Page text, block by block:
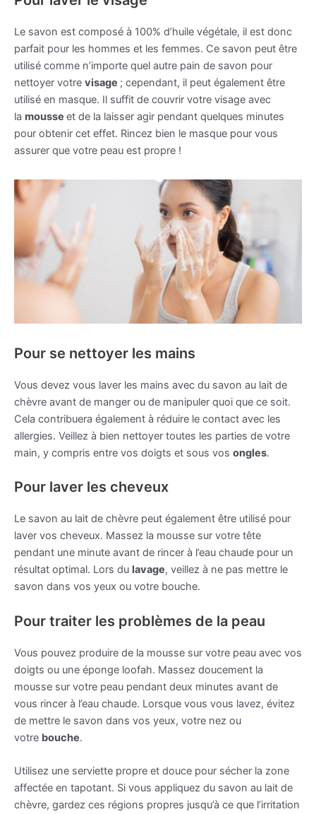
Le savon est composé à 100% d’huile végétale, il est donc
parfait pour les hommes et les femmes. Ce savon peut être
utilisé comme n’importe quel autre pain de savon pour
nettoyer votre visage ; cependant, il peut également être
utilisé en masque. Il suffit de couvrir votre visage avec
la mousse et de la laisser agir pendant quelques minutes
pour obtenir cet effet. Rincez bien le masque pour vous
assurer que votre peau est propre !
Pour se nettoyer les mains
Vous devez vous laver les mains avec du savon au lait de
chèvre avant de manger ou de manipuler quoi que ce soit.
Cela contribuera également à réduire le contact avec les
allergies. Veillez à bien nettoyer toutes les parties de votre
main, y compris entre vos doigts et sous vos ongles.
Pour laver les cheveux
Le savon au lait de chèvre peut également être utilisé pour
laver vos cheveux. Massez la mousse sur votre tête
pendant une minute avant de rincer à l’eau chaude pour un
résultat optimal. Lors du lavage, veillez à ne pas mettre le
savon dans vos yeux ou votre bouche.
Pour traiter les problèmes de la peau
Vous pouvez produire de la mousse sur votre peau avec vos
doigts ou une éponge loofah. Massez doucement la
mousse sur votre peau pendant deux minutes avant de
vous rincer à l’eau chaude. Lorsque vous vous lavez, évitez
de mettre le savon dans vos yeux, votre nez ou
votre bouche.
Utilisez une serviette propre et douce pour sécher la zone
affectée en tapotant. Si vous appliquez du savon au lait de
chèvre, gardez ces régions propres jusqu’à ce que l’irritation